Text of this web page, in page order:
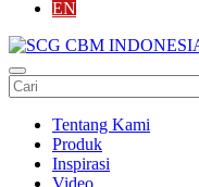
EN
Tentang Kami
Produk
Inspirasi